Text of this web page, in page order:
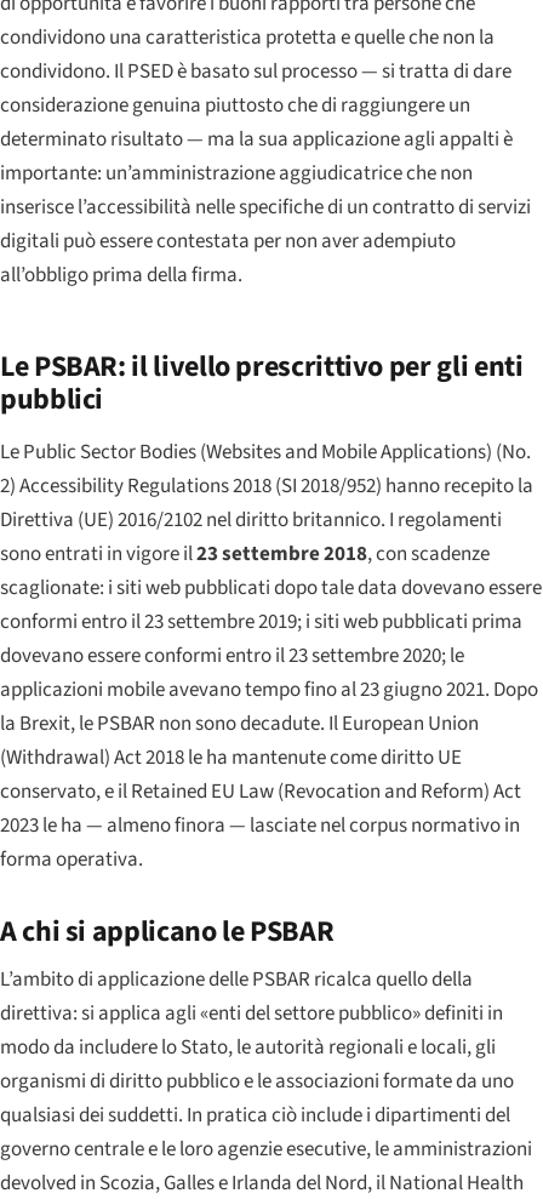
condividono una caratteristica protetta e quelle che non la
condividono. Il PSED è basato sul processo — si tratta di dare
considerazione genuina piuttosto che di raggiungere un
determinato risultato — ma la sua applicazione agli appalti è
importante: un’amministrazione aggiudicatrice che non
inserisce l’accessibilità nelle specifiche di un contratto di servizi
digitali può essere contestata per non aver adempiuto
all’obbligo prima della firma.
Le PSBAR: il livello prescrittivo per gli enti
pubblici
Le Public Sector Bodies (Websites and Mobile Applications) (No.
2) Accessibility Regulations 2018 (SI 2018/952) hanno recepito la
Direttiva (UE) 2016/2102 nel diritto britannico. I regolamenti
sono entrati in vigore il23 settembre 2018, con scadenze
scaglionate: i siti web pubblicati dopo tale data dovevano essere
conformi entro il 23 settembre 2019; i siti web pubblicati prima
dovevano essere conformi entro il 23 settembre 2020; le
applicazioni mobile avevano tempo fino al 23 giugno 2021. Dopo
la Brexit, le PSBAR non sono decadute. Il European Union
(Withdrawal) Act 2018 le ha mantenute come diritto UE
conservato, e il Retained EU Law (Revocation and Reform) Act
2023 le ha — almeno finora — lasciate nel corpus normativo in
forma operativa.
A chi si applicano le PSBAR
L’ambito di applicazione delle PSBAR ricalca quello della
direttiva: si applica agli «enti del settore pubblico» definiti in
modo da includere lo Stato, le autorità regionali e locali, gli
organismi di diritto pubblico e le associazioni formate da uno
qualsiasi dei suddetti. In pratica ciò include i dipartimenti del
governo centrale e le loro agenzie esecutive, le amministrazioni
devolved in Scozia, Galles e Irlanda del Nord, il National Health